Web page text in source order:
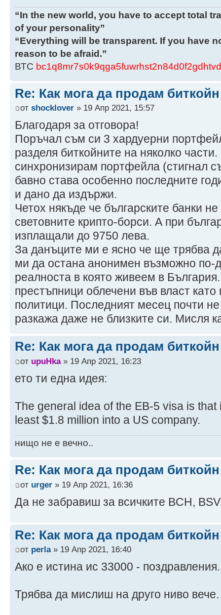
“In the new world, you have to accept total
of your personality”
“Everything will be transparent. If you have
reason to be afraid.”
ВТС
Re: Как мога да продам
от shocklover » 19 Апр 2021, 15:57
Благодаря за отговора!
Поръчал съм си 3 хардуерни
разделя биткойните на няколко
синхронизирам портфейла (стигнал
бавно става особенно последните
и дано да издържи.
Четох някъде че българските банки
световните крипто-борси. А при
изплащали до 9750 лева.
За данъците ми е ясно че ще трябва
ми да остана анонимен възможно по-
реалноста в която живеем в
престъпници облечени във власт
политици. Последният месец почти
разкажа даже не близките си. Мисля
Re: Как мога да продам
от upuHka» 19 Апр 2021, 16:23
ето ти една идея:
The general idea of the EB-5 visa is
least $1.8 million into a US company.
нищо не е вечно..
Re: Как мога да продам
от urger » 19 Апр 2021, 16:36
Да не забравиш за всичките BCH,
Re: Как мога да продам
от perla» 19 Апр 2021, 16:40
Ако е истина ис 33000 - поздравления.
Трябва да мислиш на друго ниво